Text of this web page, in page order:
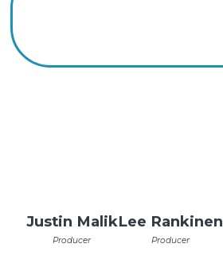
Justin Malik
Producer
Lee Rankinen
Producer